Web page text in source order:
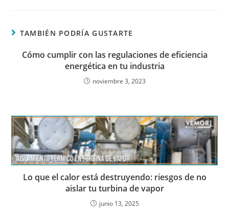
TAMBIÉN PODRÍA GUSTARTE
Cómo cumplir con las regulaciones de eficiencia
energética en tu industria
noviembre 3, 2023
Lo que el calor está destruyendo: riesgos de no
aislar tu turbina de vapor
junio 13, 2025